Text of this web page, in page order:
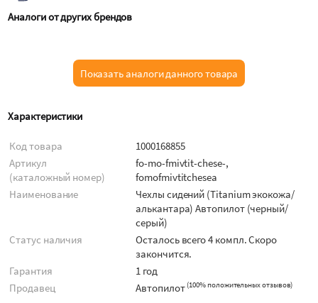
Аналоги от других брендов
Показать аналоги данного товара
Характеристики
Код товара
1000168855
Артикул
(каталожный номер)
fo-mo-fmivtit-chese-,
fomofmivtitchesea
Наименование
Чехлы сидений (Titanium экокожа/
алькантара) Автопилот (черный/
серый)
Статус наличия
Осталось всего 4 компл. Скоро
закончится.
Гарантия
1 год
Продавец
Автопилот (100% положительных отзывов)